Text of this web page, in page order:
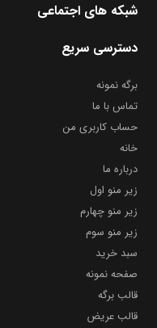
شبکه های اجتماعی
دسترسی سریع
برگه نمونه
تماس با ما
حساب کاربری من
خانه
درباره ما
زیر منو اول
زیر منو چهارم
زیر منو سوم
سبد خرید
صفحه نمونه
قالب برگه
قالب عریض